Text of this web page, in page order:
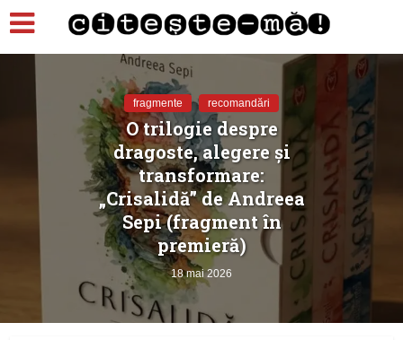
fragmente recomandări
O trilogie despre
dragoste, alegere și
transformare:
„Crisalidă” de Andreea
Sepi (fragment în
premieră)
18 mai 2026